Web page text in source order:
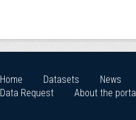
Home Datasets News
Data Request
About the portal